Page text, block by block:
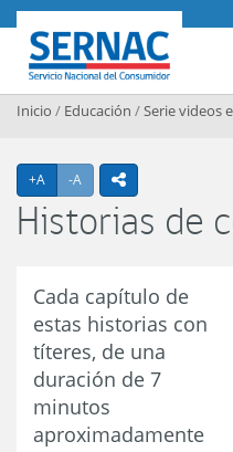
Contenido principal
SERNAC
Inicio / Educación /Serie videos
+A Agrandar texto
-A Achicar textoicono
Historias de
Cada capítulo de
estas historias con
títeres, de una
duración de 7
minutos
aproximadamente